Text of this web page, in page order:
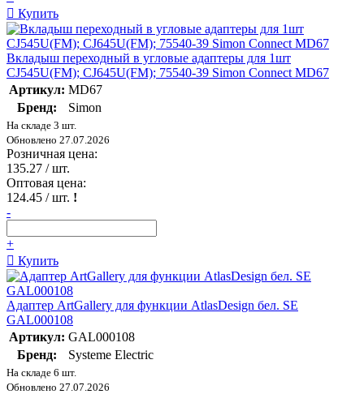
Купить
Вкладыш переходный в угловые адаптеры для 1шт
CJ545U(FM); CJ645U(FM); 75540-39 Simon Connect MD67
Артикул: MD67
Бренд:
Simon
На складе 3 шт.
Обновлено 27.07.2026
Розничная цена:
135.27 / шт.
Оптовая цена:
124.45 / шт. !
-
+
Купить
Адаптер ArtGallery для функции AtlasDesign бел. SE
GAL000108
Артикул: GAL000108
Бренд:
Systeme Electric
На складе 6 шт.
Обновлено 27.07.2026